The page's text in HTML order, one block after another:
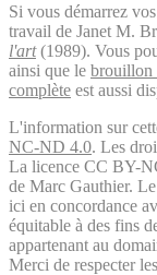
Si vous démarrez
travail de Janet M.
l'art(1989). Vous
ainsi que le brouillon
complète est aussi
L'information sur
NC-ND 4.0. Les
La licence CC BY-
de Marc Gauthier.
ici en concordance
équitable à des fins
appartenant au
Merci de respecter